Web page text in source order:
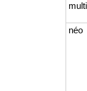
multi
néo